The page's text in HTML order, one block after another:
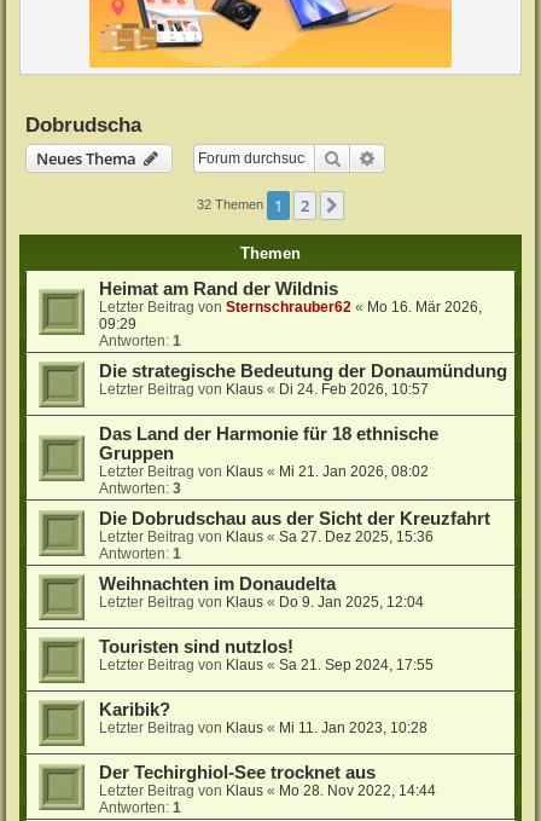
Dobrudscha
Neues Thema
Suche
32 Themen 1 2
Themen
Heimat am Rand der Wildnis
Letzter Beitrag von Sternschrauber62 « Mo 16. Mär 2026,
09:29
Antworten: 1
Die strategische Bedeutung der Donaumündung
Letzter Beitrag von Klaus « Di 24. Feb 2026, 10:57
Das Land der Harmonie für 18 ethnische
Gruppen
Letzter Beitrag von Klaus « Mi 21. Jan 2026, 08:02
Antworten: 3
Die Dobrudschau aus der Sicht der Kreuzfahrt
Letzter Beitrag von Klaus « Sa 27. Dez 2025, 15:36
Antworten: 1
Weihnachten im Donaudelta
Letzter Beitrag von Klaus « Do 9. Jan 2025, 12:04
Touristen sind nutzlos!
Letzter Beitrag von Klaus « Sa 21. Sep 2024, 17:55
Karibik?
Letzter Beitrag von Klaus « Mi 11. Jan 2023, 10:28
Der Techirghiol-See trocknet aus
Letzter Beitrag von Klaus « Mo 28. Nov 2022, 14:44
Antworten: 1